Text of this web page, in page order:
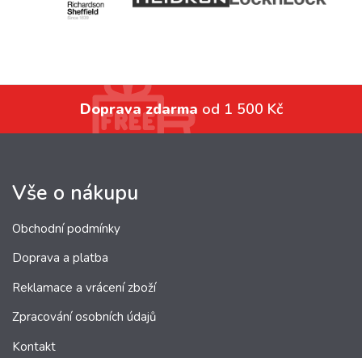
Doprava zdarma od 1 500 Kč
Vše o nákupu
Obchodní podmínky
Doprava a platba
Reklamace a vrácení zboží
Zpracování osobních údajů
Kontakt